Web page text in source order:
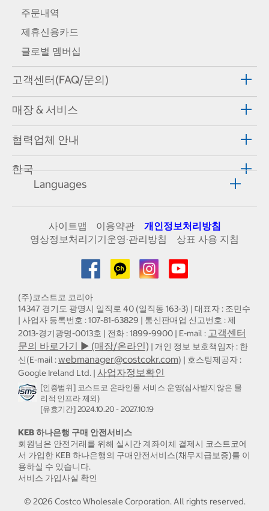
주문내역
제휴신용카드
글로벌 멤버십
고객센터(FAQ/문의)
매장 & 서비스
협력업체 안내
한국
Languages
사이트맵 이용약관
개인정보처리방침
영상정보처리기기운영·관리방침
상표 사용 지침
(주)코스트코 코리아
14347 경기도 광명시 일직로 40 (일직동 163-3) | 대표자 : 조민수
| 사업자 등록번호 : 107-81-63829 | 통신판매업 신고번호 : 제
2013-경기광명-0013호 | 전화 : 1899-9900 | E-mail : 고객센터
문의 바로가기 ▶ (매장/온라인) | 개인 정보 보호책임자 : 한
신(E-mail :webmanager@costcokr.com) | 호스팅제공자 :
Google Ireland Ltd. | 사업자정보확인
[인증범위] 코스트코 온라인몰 서비스 운영(심사받지 않은 물
리적 인프라 제외)
[유효기간] 2024.10.20 - 2027.10.19
KEB 하나은행 구매 안전서비스
회원님은 안전거래를 위해 실시간 계좌이체 결제시 코스트코에
서 가입한 KEB 하나은행의 구매안전서비스(채무지급보증)를 이
용하실 수 있습니다.
서비스 가입사실 확인
© 2026 Costco Wholesale Corporation.All rights reserved.